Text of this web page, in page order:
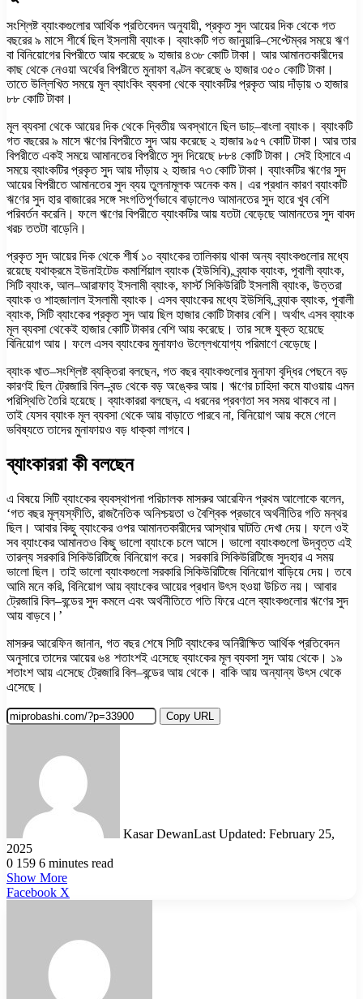
সংশ্লিষ্ট ব্যাংকগুলোর আর্থিক প্রতিবেদন অনুযায়ী, প্রকৃত সুদ আয়ের দিক থেকে গত
বছরের ৯ মাসে শীর্ষে ছিল ইসলামী ব্যাংক। ব্যাংকটি গত জানুয়ারি–সেপ্টেম্বর সময়ে ঋণ
বা বিনিয়োগের বিপরীতে আয় করেছে ৯ হাজার ৪৩৮ কোটি টাকা। আর আমানতকারীদের
কাছ থেকে নেওয়া অর্থের বিপরীতে মুনাফা বণ্টন করেছে ৬ হাজার ৩৫০ কোটি টাকা।
তাতে উল্লিখিত সময়ে মূল ব্যাংকিং ব্যবসা থেকে ব্যাংকটির প্রকৃত আয় দাঁড়ায় ৩ হাজার
৮৮ কোটি টাকা।
মূল ব্যবসা থেকে আয়ের দিক থেকে দ্বিতীয় অবস্থানে ছিল ডাচ্‌–বাংলা ব্যাংক। ব্যাংকটি
গত বছরের ৯ মাসে ঋণের বিপরীতে সুদ আয় করেছে ২ হাজার ৯৫৭ কোটি টাকা। আর তার
বিপরীতে একই সময়ে আমানতের বিপরীতে সুদ দিয়েছে ৮৮৪ কোটি টাকা। সেই হিসাবে এ
সময়ে ব্যাংকটির প্রকৃত সুদ আয় দাঁড়ায় ২ হাজার ৭৩ কোটি টাকা। ব্যাংকটির ঋণের সুদ
আয়ের বিপরীতে আমানতের সুদ ব্যয় তুলনামূলক অনেক কম। এর প্রধান কারণ ব্যাংকটি
ঋণের সুদ হার বাজারের সঙ্গে সংগতিপূর্ণভাবে বাড়ালেও আমানতের সুদ হারে খুব বেশি
পরিবর্তন করেনি। ফলে ঋণের বিপরীতে ব্যাংকটির আয় যতটা বেড়েছে আমানতের সুদ বাবদ
খরচ ততটা বাড়েনি।
প্রকৃত সুদ আয়ের দিক থেকে শীর্ষ ১০ ব্যাংকের তালিকায় থাকা অন্য ব্যাংকগুলোর মধ্যে
রয়েছে যথাক্রমে ইউনাইটেড কমার্শিয়াল ব্যাংক (ইউসিবি), ব্র্যাক ব্যাংক, পূবালী ব্যাংক,
সিটি ব্যাংক, আল–আরাফাহ্‌ ইসলামী ব্যাংক, ফার্স্ট সিকিউরিটি ইসলামী ব্যাংক, উত্তরা
ব্যাংক ও শাহজালাল ইসলামী ব্যাংক। এসব ব্যাংকের মধ্যে ইউসিবি, ব্র্যাক ব্যাংক, পূবালী
ব্যাংক, সিটি ব্যাংকের প্রকৃত সুদ আয় ছিল হাজার কোটি টাকার বেশি। অর্থাৎ এসব ব্যাংক
মূল ব্যবসা থেকেই হাজার কোটি টাকার বেশি আয় করেছে। তার সঙ্গে যুক্ত হয়েছে
বিনিয়োগ আয়। ফলে এসব ব্যাংকের মুনাফাও উল্লেখযোগ্য পরিমাণে বেড়েছে।
ব্যাংক খাত–সংশ্লিষ্ট ব্যক্তিরা বলছেন, গত বছর ব্যাংকগুলোর মুনাফা বৃদ্ধির পেছনে বড়
কারণই ছিল ট্রেজারি বিল–বন্ড থেকে বড় অঙ্কের আয়। ঋণের চাহিদা কমে যাওয়ায় এমন
পরিস্থিতি তৈরি হয়েছে। ব্যাংকাররা বলছেন, এ ধরনের প্রবণতা সব সময় থাকবে না।
তাই যেসব ব্যাংক মূল ব্যবসা থেকে আয় বাড়াতে পারবে না, বিনিয়োগ আয় কমে গেলে
ভবিষ্যতে তাদের মুনাফায়ও বড় ধাক্কা লাগবে।
ব্যাংকাররা কী বলছেন
এ বিষয়ে সিটি ব্যাংকের ব্যবস্থাপনা পরিচালক মাসরুর আরেফিন প্রথম আলোকে বলেন,
‘গত বছর মূল্যস্ফীতি, রাজনৈতিক অনিশ্চয়তা ও বৈশ্বিক প্রভাবে অর্থনীতির গতি মন্থর
ছিল। আবার কিছু ব্যাংকের ওপর আমানতকারীদের আস্থার ঘাটতি দেখা দেয়। ফলে ওই
সব ব্যাংকের আমানতও কিছু ভালো ব্যাংকে চলে আসে। ভালো ব্যাংকগুলো উদ্বৃত্ত এই
তারল্য সরকারি সিকিউরিটিজে বিনিয়োগ করে। সরকারি সিকিউরিটিজে সুদহার এ সময়
ভালো ছিল। তাই ভালো ব্যাংকগুলো সরকারি সিকিউরিটিজে বিনিয়োগ বাড়িয়ে দেয়। তবে
আমি মনে করি, বিনিয়োগ আয় ব্যাংকের আয়ের প্রধান উৎস হওয়া উচিত নয়। আবার
ট্রেজারি বিল–বন্ডের সুদ কমলে এবং অর্থনীতিতে গতি ফিরে এলে ব্যাংকগুলোর ঋণের সুদ
আয় বাড়বে।’
মাসরুর আরেফিন জানান, গত বছর শেষে সিটি ব্যাংকের অনিরীক্ষিত আর্থিক প্রতিবেদন
অনুসারে তাদের আয়ের ৬৪ শতাংশই এসেছে ব্যাংকের মূল ব্যবসা সুদ আয় থেকে। ১৯
শতাংশ আয় এসেছে ট্রেজারি বিল–বন্ডের আয় থেকে। বাকি আয় অন্যান্য উৎস থেকে
এসেছে।
Copy URL
Kasar DewanLast Updated: February 25,
2025
0 159 6 minutes read
Show More
Facebook X